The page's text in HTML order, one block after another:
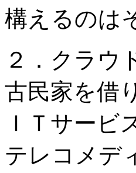
構えるのは
２．クラウ
古民家を借
ＩＴサー
テレコメデ